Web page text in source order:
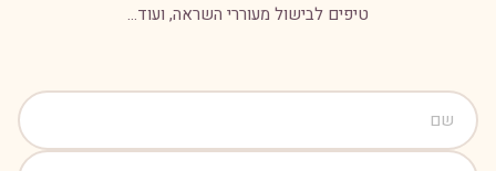
טיפים לבישול מעוררי השראה, ועוד...